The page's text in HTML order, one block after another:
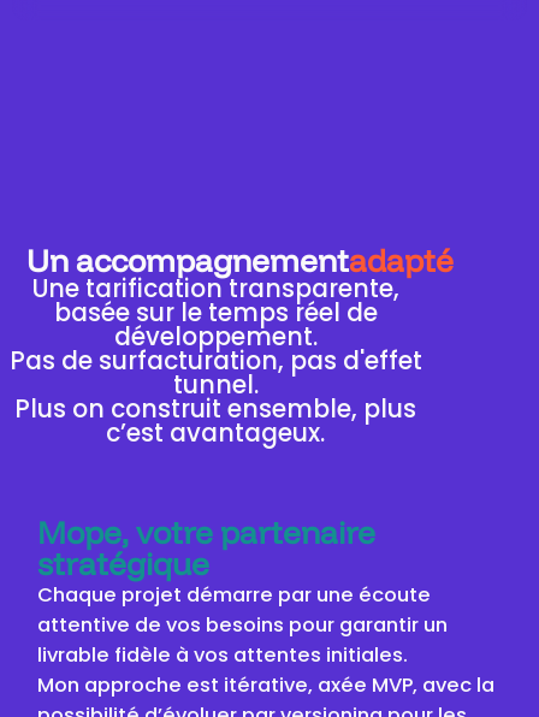
Un accompagnementadapté
Une tarification transparente,
basée sur le temps réel de
développement.
Pas de surfacturation, pas d'effet
tunnel.
Plus on construit ensemble, plus
c’est avantageux.
Mope, votre partenaire
stratégique
Chaque projet démarre par une écoute
attentive de vos besoins pour garantir un
livrable fidèle à vos attentes initiales.
Mon approche est itérative, axée MVP, avec la